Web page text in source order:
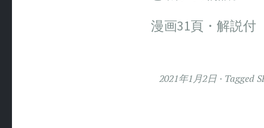
漫画31頁・解説付
2021年1月2日 Tagged